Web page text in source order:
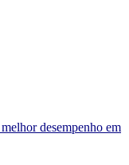
desempenho em